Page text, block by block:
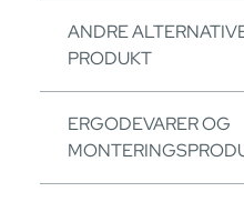
ANDRE
PRODUKT
ERGODEVARER OG